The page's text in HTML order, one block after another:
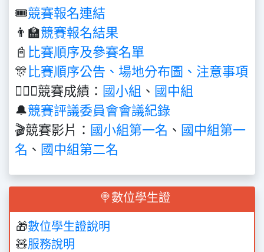
🎟️競賽報名連結
👨‍🏫競賽報名結果
📓 比賽順序及參賽名單
🎊 比賽順序公告、場地分布圖、注意事項
👩‍❤️‍👩競賽成績： 國小組 、 國中組
🔔競賽評議委員會會議紀錄
🎬競賽影片： 國小組第一名 、 國中組第一
名 、 國中組第二名
🍭數位學生證
🎁數位學生證說明
🧸服務說明